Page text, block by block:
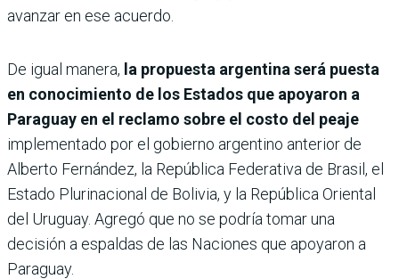
avanzar en ese acuerdo.
De igual manera, la propuesta argentina será puesta
en conocimiento de los Estados que apoyaron a
Paraguay en el reclamo sobre el costo del peaje
implementado por el gobierno argentino anterior de
Alberto Fernández, la República Federativa de Brasil, el
Estado Plurinacional de Bolivia, y la República Oriental
del Uruguay. Agregó que no se podría tomar una
decisión a espaldas de las Naciones que apoyaron a
Paraguay.